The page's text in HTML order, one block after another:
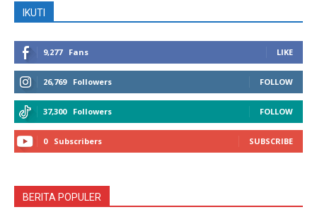
IKUTI
9,277 Fans LIKE
26,769 Followers FOLLOW
37,300 Followers FOLLOW
0 Subscribers SUBSCRIBE
BERITA POPULER